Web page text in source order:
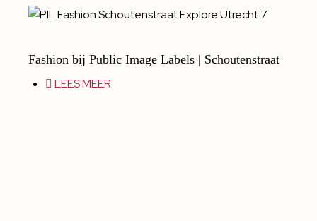
Fashion bij Public Image Labels | Schoutenstraat
LEES MEER